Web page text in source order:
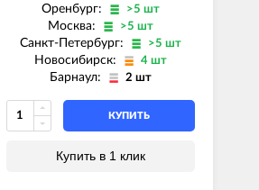
Оренбург: >5 шт
Москва: >5 шт
Санкт-Петербург: >5 шт
Новосибирск: 4 шт
Барнаул: 2 шт
КУПИТЬ
Купить в 1 клик